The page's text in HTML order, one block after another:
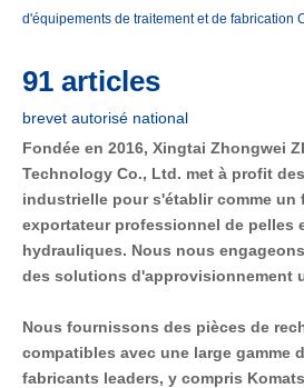
d'équipements de traitement et de fabrication
91 articles
brevet autorisé national
Fondée en 2016, Xingtai Zhongwei
Technology Co., Ltd. met à profit
industrielle pour s'établir comme un
exportateur professionnel de pelles
hydrauliques. Nous nous
des solutions d'approvisionnement
Nous fournissons des pièces de
compatibles avec une large gamme
fabricants leaders, y compris